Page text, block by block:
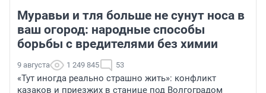
Муравьи и тля больше не сунут носа в
ваш огород: народные способы
борьбы с вредителями без химии
9 августа 1 249 845 53
«Тут иногда реально страшно жить»: конфликт
казаков и приезжих в станице под Волгоградом